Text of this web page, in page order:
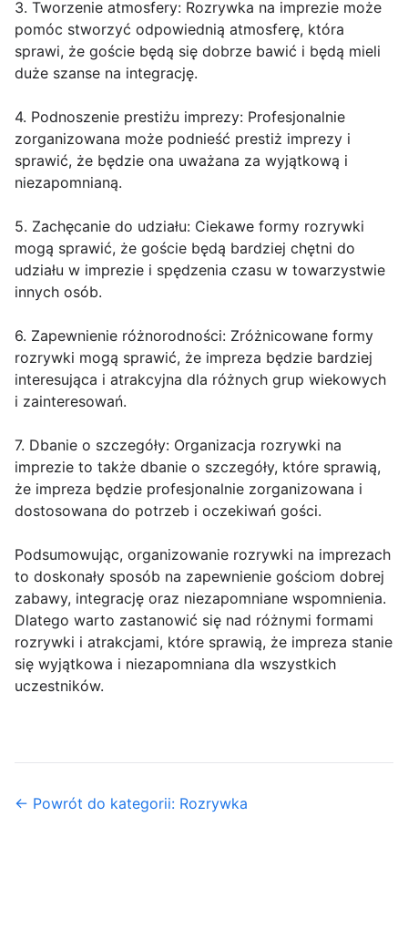
3. Tworzenie atmosfery: Rozrywka na imprezie może
pomóc stworzyć odpowiednią atmosferę, która
sprawi, że goście będą się dobrze bawić i będą mieli
duże szanse na integrację.
4. Podnoszenie prestiżu imprezy: Profesjonalnie
zorganizowana może podnieść prestiż imprezy i
sprawić, że będzie ona uważana za wyjątkową i
niezapomnianą.
5. Zachęcanie do udziału: Ciekawe formy rozrywki
mogą sprawić, że goście będą bardziej chętni do
udziału w imprezie i spędzenia czasu w towarzystwie
innych osób.
6. Zapewnienie różnorodności: Zróżnicowane formy
rozrywki mogą sprawić, że impreza będzie bardziej
interesująca i atrakcyjna dla różnych grup wiekowych
i zainteresowań.
7. Dbanie o szczegóły: Organizacja rozrywki na
imprezie to także dbanie o szczegóły, które sprawią,
że impreza będzie profesjonalnie zorganizowana i
dostosowana do potrzeb i oczekiwań gości.
Podsumowując, organizowanie rozrywki na imprezach
to doskonały sposób na zapewnienie gościom dobrej
zabawy, integrację oraz niezapomniane wspomnienia.
Dlatego warto zastanowić się nad różnymi formami
rozrywki i atrakcjami, które sprawią, że impreza stanie
się wyjątkowa i niezapomniana dla wszystkich
uczestników.
← Powrót do kategorii: Rozrywka